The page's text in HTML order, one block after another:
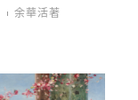
余華活著